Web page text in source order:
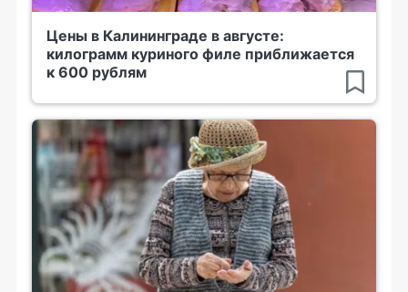
Цены в Калининграде в августе:
килограмм куриного филе приближается
к 600 рублям